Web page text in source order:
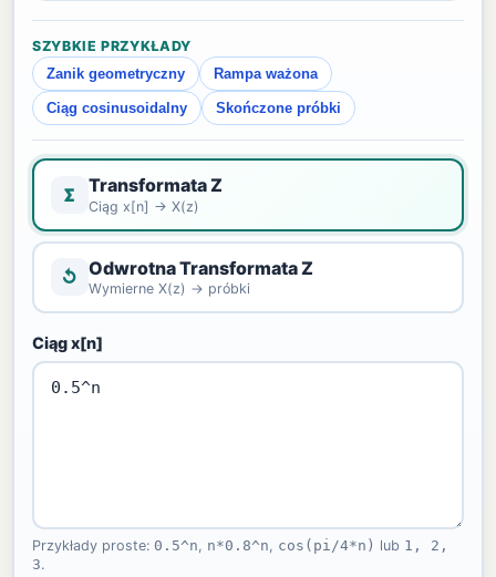
SZYBKIE PRZYKŁADY
Zanik geometryczny
Rampa ważona
Ciąg cosinusoidalny Skończone próbki
Σ Transformata Z
Ciąg x[n] → X(z)
↺ Odwrotna Transformata Z
Wymierne X(z) → próbki
Ciąg x[n]
Przykłady proste: 0.5^n, n*0.8^n, cos(pi/4*n) lub 1, 2,
3.